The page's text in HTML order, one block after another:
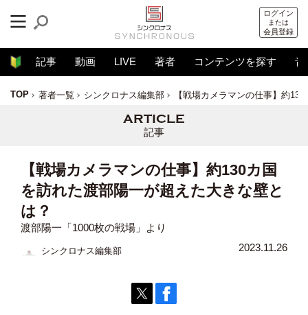
ログイン
または
会員登録
記事 動画 LIVE 著者 コンテンツを探す 音
TOP 著者一覧 シンクロナス編集部 【戦場カメラマンの仕事】約
記事
【戦場カメラマンの仕事】約130カ国
を訪れた渡部陽一が超えた大きな壁と
は？
渡部陽一「1000枚の戦場」より
シンクロナス編集部 2023.11.26